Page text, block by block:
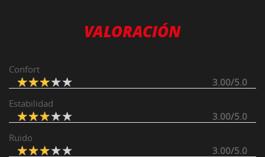
VALORACIÓN
Confort
3.00/5.0
Estabilidad
3.00/5.0
Ruido
3.00/5.0